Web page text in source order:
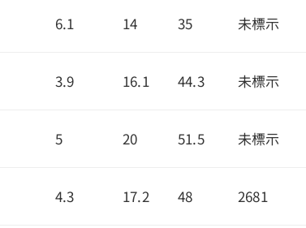
6.1 14 35 未標示
3.9 16.1 44.3 未標示
5 20 51.5 未標示
4.3 17.2 48 2681